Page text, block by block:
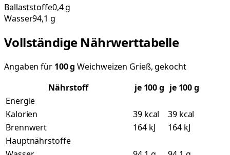
Ballaststoffe0,4 g
Wasser94,1 g
Vollständige Nährwerttabelle
Angaben für 100g Weichweizen Grieß, gekocht
Nährstoff
je 100g je 100 g
Energie
Kalorien
39 kcal
39 kcal
Brennwert
164 kJ
164 kJ
Hauptnährstoffe